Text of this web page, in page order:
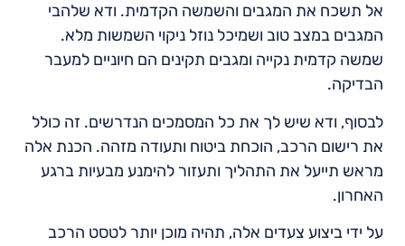
אל תשכח את המגבים והשמשה הקדמית. ודא שלהבי
המגבים במצב טוב ושמיכל נוזל ניקוי השמשות מלא.
שמשה קדמית נקייה ומגבים תקינים הם חיוניים למעבר
הבדיקה.
לבסוף, ודא שיש לך את כל המסמכים הנדרשים. זה כולל
את רישום הרכב, הוכחת ביטוח ותעודה מזהה. הכנת אלה
מראש תייעל את התהליך ותעזור להימנע מבעיות ברגע
האחרון.
על ידי ביצוע צעדים אלה, תהיה מוכן יותר לטסט הרכב